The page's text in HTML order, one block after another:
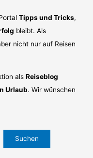
Tipps und Tricks,
bleibt. Als
nicht nur auf Reisen
alsReiseblog
Urlaub. Wir wünschen
Suchen